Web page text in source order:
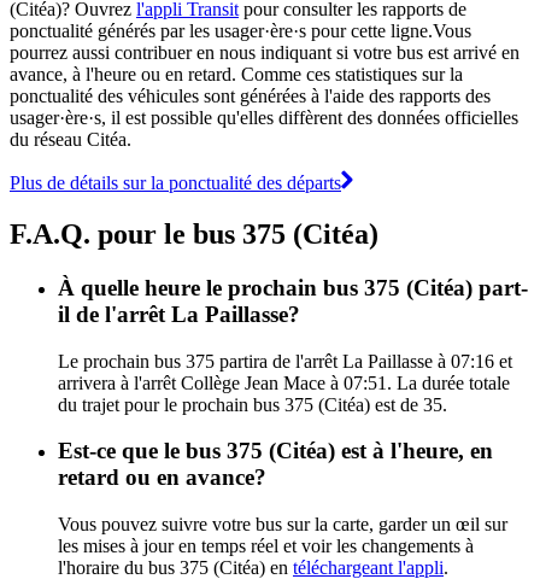
(Citéa)? Ouvrez l'appli Transit pour consulter les rapports de
ponctualité générés par les usager·ère·s pour cette ligne.Vous
pourrez aussi contribuer en nous indiquant si votre bus est arrivé en
avance, à l'heure ou en retard. Comme ces statistiques sur la
ponctualité des véhicules sont générées à l'aide des rapports des
usager·ère·s, il est possible qu'elles diffèrent des données officielles
du réseau Citéa.
Plus de détails sur la ponctualité des départs
F.A.Q. pour le bus 375 (Citéa)
À quelle heure le prochain bus 375 (Citéa) part-
il de l'arrêt La Paillasse?
Le prochain bus 375 partira de l'arrêt La Paillasse à 07:16 et
arrivera à l'arrêt Collège Jean Mace à 07:51. La durée totale
du trajet pour le prochain bus 375 (Citéa) est de 35.
Est-ce que le bus 375 (Citéa) est à l'heure, en
retard ou en avance?
Vous pouvez suivre votre bus sur la carte, garder un œil sur
les mises à jour en temps réel et voir les changements à
l'horaire du bus 375 (Citéa) en téléchargeant l'appli.